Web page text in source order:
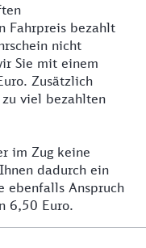
Fahrpreis bezahlt
nicht
Sie mit einem
Zusätzlich
viel bezahlten
im Zug keine
dadurch ein
ebenfalls Anspruch
6,50 Euro.